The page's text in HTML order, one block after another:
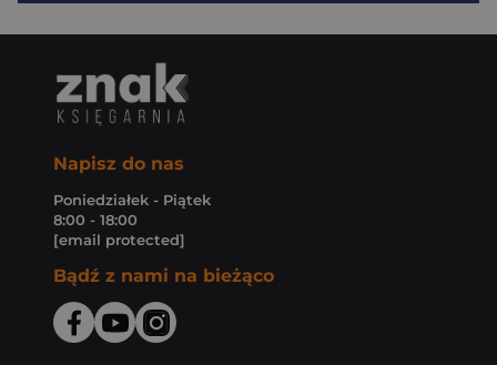
Napisz do nas
Poniedziałek - Piątek
8:00 - 18:00
[email protected]
Bądź z nami na bieżąco